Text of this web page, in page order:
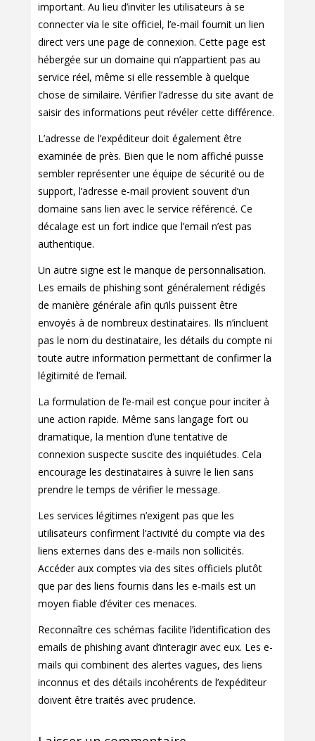
important. Au lieu d’inviter les utilisateurs à se
connecter via le site officiel, l’e-mail fournit un lien
direct vers une page de connexion. Cette page est
hébergée sur un domaine qui n’appartient pas au
service réel, même si elle ressemble à quelque
chose de similaire. Vérifier l’adresse du site avant de
saisir des informations peut révéler cette différence.
L’adresse de l’expéditeur doit également être
examinée de près. Bien que le nom affiché puisse
sembler représenter une équipe de sécurité ou de
support, l’adresse e-mail provient souvent d’un
domaine sans lien avec le service référencé. Ce
décalage est un fort indice que l’email n’est pas
authentique.
Un autre signe est le manque de personnalisation.
Les emails de phishing sont généralement rédigés
de manière générale afin qu’ils puissent être
envoyés à de nombreux destinataires. Ils n’incluent
pas le nom du destinataire, les détails du compte ni
toute autre information permettant de confirmer la
légitimité de l’email.
La formulation de l’e-mail est conçue pour inciter à
une action rapide. Même sans langage fort ou
dramatique, la mention d’une tentative de
connexion suspecte suscite des inquiétudes. Cela
encourage les destinataires à suivre le lien sans
prendre le temps de vérifier le message.
Les services légitimes n’exigent pas que les
utilisateurs confirment l’activité du compte via des
liens externes dans des e-mails non sollicités.
Accéder aux comptes via des sites officiels plutôt
que par des liens fournis dans les e-mails est un
moyen fiable d’éviter ces menaces.
Reconnaître ces schémas facilite l’identification des
emails de phishing avant d’interagir avec eux. Les e-
mails qui combinent des alertes vagues, des liens
inconnus et des détails incohérents de l’expéditeur
doivent être traités avec prudence.